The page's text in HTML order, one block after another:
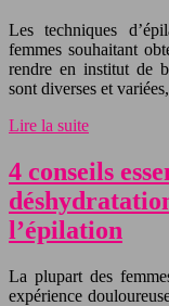
Les techniques
femmes souhaitant
rendre en institut de
sont diverses et
Lire la suite
4 conseils
l’épilation
La plupart des
expérience